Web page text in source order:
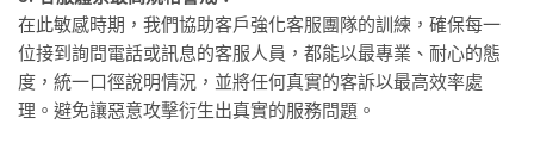
在此敏感時期，我們協助客戶強化客服團隊的訓練，確保每一
位接到詢問電話或訊息的客服人員，都能以最專業、耐心的態
度，統一口徑說明情況，並將任何真實的客訴以最高效率處
理。避免讓惡意攻擊衍生出真實的服務問題。